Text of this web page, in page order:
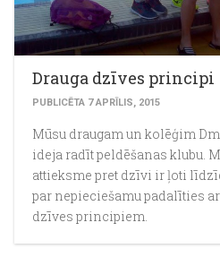
Drauga dzīves principi
PUBLICĒTA 7 APRĪLIS, 2015
Mūsu draugam un kolēģim
ideja radīt peldēšanas klubu.
attieksme pret dzīvi ir ļoti
par nepieciešamu padalīties
dzīves principiem.